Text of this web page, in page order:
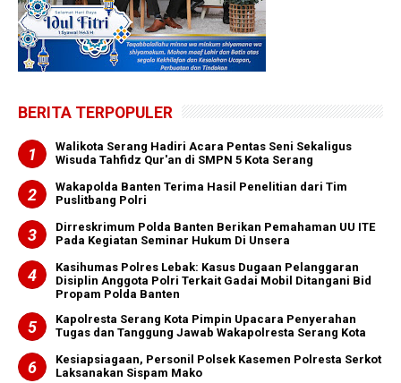
BERITA TERPOPULER
Walikota Serang Hadiri Acara Pentas Seni Sekaligus
Wisuda Tahfidz Qur'an di SMPN 5 Kota Serang
Wakapolda Banten Terima Hasil Penelitian dari Tim
Puslitbang Polri
Dirreskrimum Polda Banten Berikan Pemahaman UU ITE
Pada Kegiatan Seminar Hukum Di Unsera
Kasihumas Polres Lebak: Kasus Dugaan Pelanggaran
Disiplin Anggota Polri Terkait Gadai Mobil Ditangani Bid
Propam Polda Banten
Kapolresta Serang Kota Pimpin Upacara Penyerahan
Tugas dan Tanggung Jawab Wakapolresta Serang Kota
Kesiapsiagaan, Personil Polsek Kasemen Polresta Serkot
Laksanakan Sispam Mako